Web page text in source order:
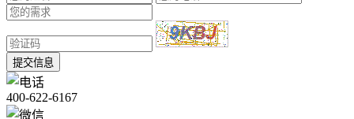
提交信息
400-622-6167